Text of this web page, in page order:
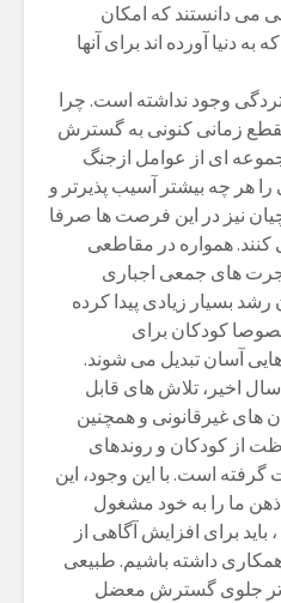
می دانستند که امکان
دنیا آورده اند برای آنها
وجود نداشتە است. چرا
زمانی کنونی بە گسترش
ای از عوامل ازجنگ
را هر چە بیشتر آسیب پذیرتر و
نیز در این فرصت ها صرفا
هموارە در مقاطعی
های جمعی اجباری
بسیار زیادی پیدا کردە
کودکان برای
آسان تبدیل می شوند.
اخیر، تلاش های قابل
های غیرقانونی و همچنین
از کودکان و روندهای
است. با این وجود، این
ما را بە خود مشغول
برای افزایش آگاهی از
داشتە باشیم. طبیعی
جلوی گسترش معضل